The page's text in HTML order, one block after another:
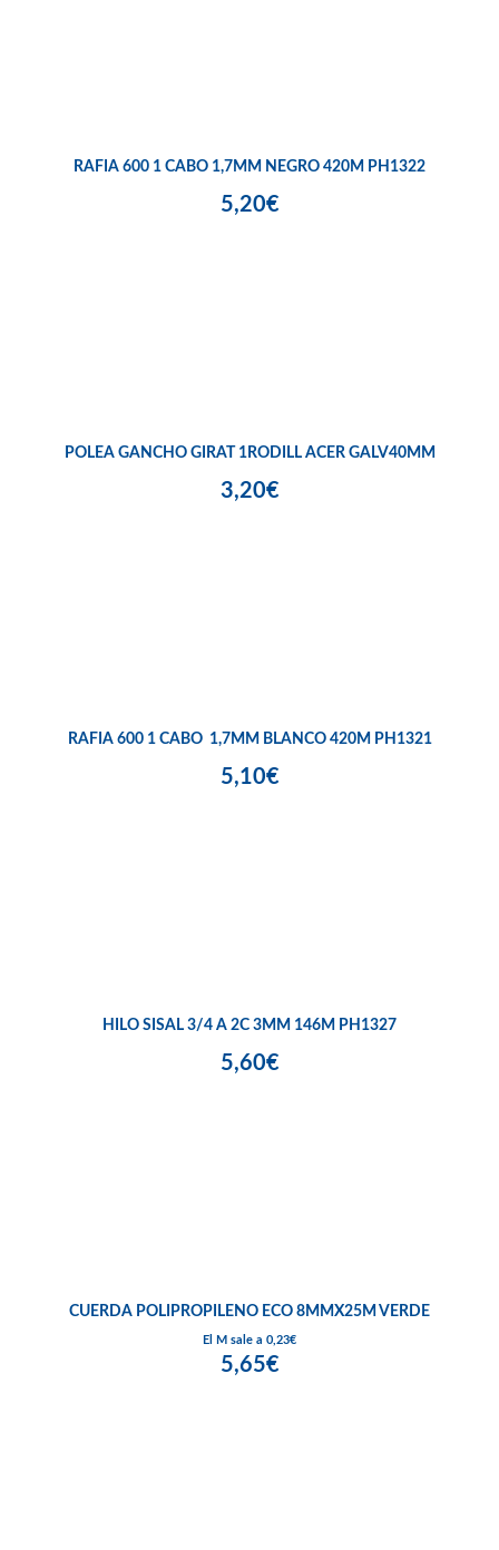
RAFIA 600 1 CABO 1,7MM NEGRO 420M PH1322
5,20€
POLEA GANCHO GIRAT 1RODILL ACER GALV40MM
3,20€
RAFIA 600 1 CABO 1,7MM BLANCO 420M PH1321
5,10€
HILO SISAL 3/4 A 2C 3MM 146M PH1327
5,60€
CUERDA POLIPROPILENO ECO 8MMX25M VERDE
El M sale a 0,23€
5,65€